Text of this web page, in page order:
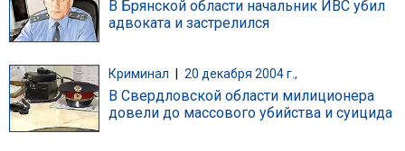
В Брянской области начальник ИВС убил
адвоката и застрелился
Криминал 20 декабря 2004 г.,
В Свердловской области милиционера
довели до массового убийства и суицида